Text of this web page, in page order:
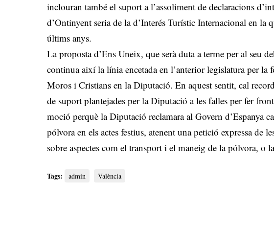
inclouran també el suport a l’assoliment de declaracions
d’Ontinyent seria de la d’Interés Turístic Internacional en la
últims anys.
La proposta d’Ens Uneix, que serà duta a terme per al seu
continua així la línia encetada en l’anterior legislatura per
Moros i Cristians en la Diputació. En aquest sentit, cal
de suport plantejades per la Diputació a les falles per fer
moció perquè la Diputació reclamara al Govern d’Espanya
pólvora en els actes festius, atenent una petició expressa de
sobre aspectes com el transport i el maneig de la pólvora, o
Tags: admin València